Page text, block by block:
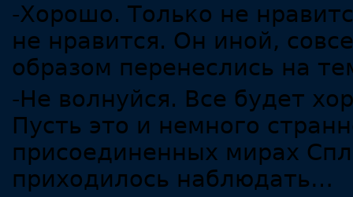
-Хорошо. Только не
не нравится. Он иной,
образом перенеслись на
-Не волнуйся. Все будет
Пусть это и немного
присоединенных мирах
приходилось наблюдать…